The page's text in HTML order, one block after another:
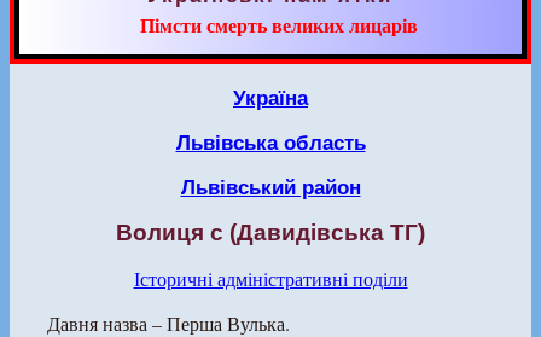
Пімсти смерть великих лицарів
Україна
Львівська область
Львівський район
Волиця с (Давидівська ТГ)
Історичні адміністративні поділи
Давня назва – Перша Вулька.